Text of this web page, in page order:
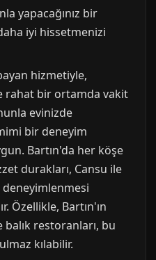
yapacağınız bir
iyi hissetmenizi
hizmetiyle,
rahat bir ortamda vakit
evinizde
bir deneyim
Bartın'da her köşe
durakları, Cansu ile
deneyimlenmesi
Özellikle, Bartın'ın
restoranları, bu
kılabilir.